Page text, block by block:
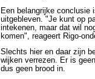
Een belangrijke conclusie
uitgebleven. "Je kunt op
intekenen, maar dat wil
komen", reageert Rigo-
Slechts hier en daar zijn
wijken verrezen. Er is
dus geen brood in.